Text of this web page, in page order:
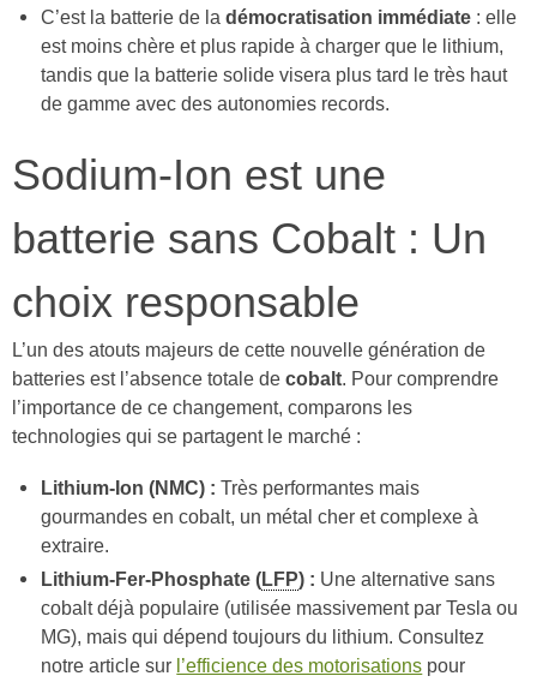
C’est la batterie de ladémocratisation immédiate : elle
est moins chère et plus rapide à charger que le lithium,
tandis que la batterie solide visera plus tard le très haut
de gamme avec des autonomies records.
Sodium-Ion est une
batterie sans Cobalt : Un
choix responsable
L’un des atouts majeurs de cette nouvelle génération de
batteries est l’absence totale de cobalt. Pour comprendre
l’importance de ce changement, comparons les
technologies qui se partagent le marché :
Lithium-Ion (NMC) : Très performantes mais
gourmandes en cobalt, un métal cher et complexe à
extraire.
Lithium-Fer-Phosphate (LFP) : Une alternative sans
cobalt déjà populaire (utilisée massivement par Tesla ou
MG), mais qui dépend toujours du lithium. Consultez
notre article sur l’efficience des motorisations pour